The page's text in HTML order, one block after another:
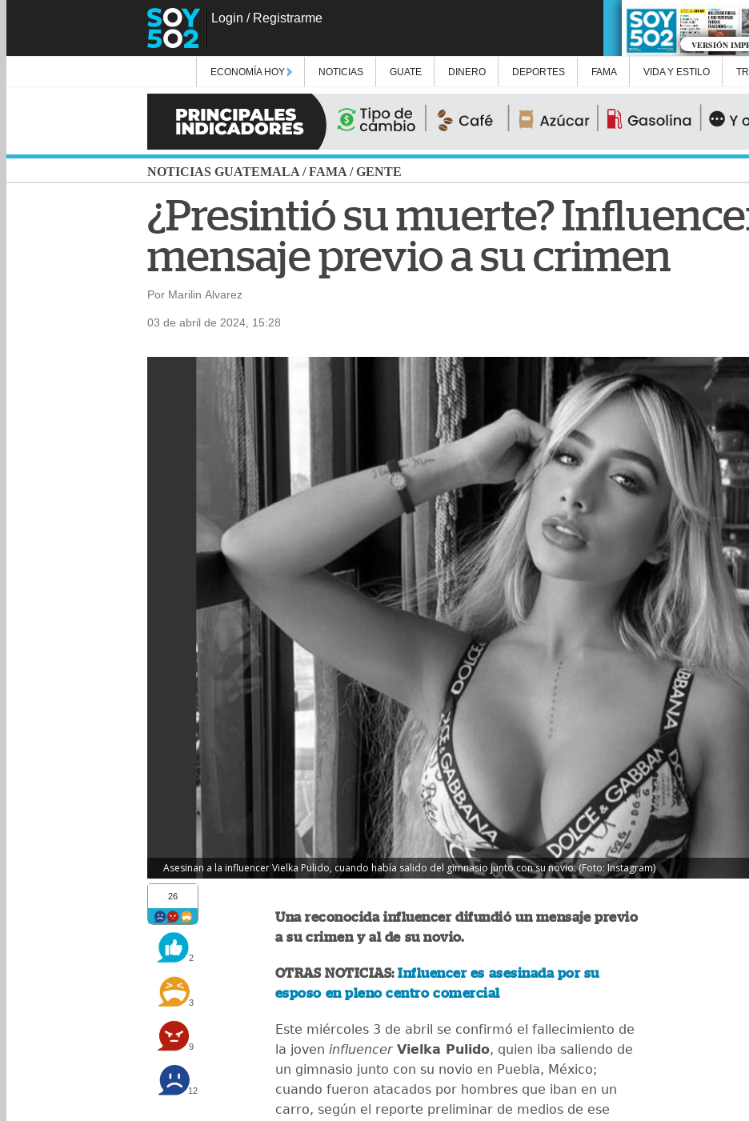
Login / Registrarme
VERSIÓN
ECONOMÍA HOY NOTICIAS GUATE DINERO DEPORTES FAMA VIDA Y ESTILO
NOTICIAS GUATEMALA /FAMA /GENTE
¿Presintió su muerte?
mensaje previo a su crimen
Por Marilin Alvarez
03 de abril de 2024, 15:28
Asesinan a la influencer Vielka Pulido, cuando había salido del gimnasio junto con su novio. (Foto: Instagram)
26
2
3
9
12
Una reconocida influencer difundió un mensaje previo
a su crimen y al de su novio.
OTRAS NOTICIAS:Influencer es asesinada por su
esposo en pleno centro comercial
Este miércoles 3 de abril se confirmó el fallecimiento de
la joven influencer Vielka Pulido, quien iba saliendo de
un gimnasio junto con su novio en Puebla, México;
cuando fueron atacados por hombres que iban en un
carro, según el reporte preliminar de medios de ese